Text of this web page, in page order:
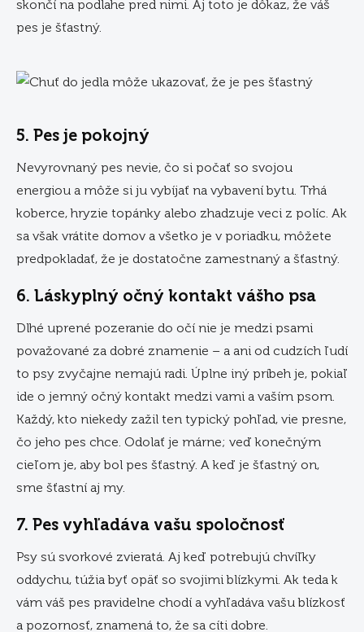
skončí na podlahe pred nimi. Aj toto je dôkaz, že váš
pes je šťastný.
5. Pes je pokojný
Nevyrovnaný pes nevie, čo si počať so svojou
energiou a môže si ju vybíjať na vybavení bytu. Trhá
koberce, hryzie topánky alebo zhadzuje veci z políc. Ak
sa však vrátite domov a všetko je v poriadku, môžete
predpokladať, že je dostatočne zamestnaný a šťastný.
6. Láskyplný očný kontakt vášho psa
Dlhé uprené pozeranie do očí nie je medzi psami
považované za dobré znamenie – a ani od cudzích ľudí
to psy zvyčajne nemajú radi. Úplne iný príbeh je, pokiaľ
ide o jemný očný kontakt medzi vami a vaším psom.
Každý, kto niekedy zažil ten typický pohľad, vie presne,
čo jeho pes chce. Odolať je márne; veď konečným
cieľom je, aby bol pes šťastný. A keď je šťastný on,
sme šťastní aj my.
7. Pes vyhľadáva vašu spoločnosť
Psy sú svorkové zvieratá. Aj keď potrebujú chvíľky
oddychu, túžia byť opäť so svojimi blízkymi. Ak teda k
vám váš pes pravidelne chodí a vyhľadáva vašu blízkosť
a pozornosť, znamená to, že sa cíti dobre.